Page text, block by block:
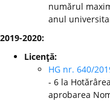
numărul
anul
2019-2020:
Licenţă:
HG nr. 640/
- 6 la
aprobarea